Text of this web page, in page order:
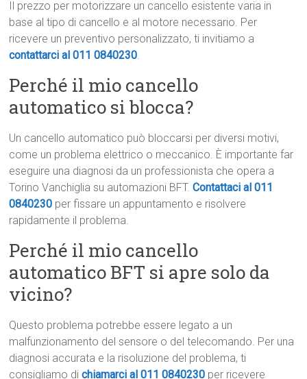
Il prezzo per motorizzare un cancello esistente varia in
base al tipo di cancello e al motore necessario. Per
ricevere un preventivo personalizzato, ti invitiamo a
contattarci al 011 0840230.
Perché il mio cancello
automatico si blocca?
Un cancello automatico può bloccarsi per diversi motivi,
come un problema elettrico o meccanico. È importante far
eseguire una diagnosi da un professionista che opera a
Torino Vanchiglia su automazioni BFT.Contattaci al 011
0840230 per fissare un appuntamento e risolvere
rapidamente il problema.
Perché il mio cancello
automatico BFT si apre solo da
vicino?
Questo problema potrebbe essere legato a un
malfunzionamento del sensore o del telecomando. Per una
diagnosi accurata e la risoluzione del problema, ti
consigliamo dichiamarci al 011 0840230 per ricevere